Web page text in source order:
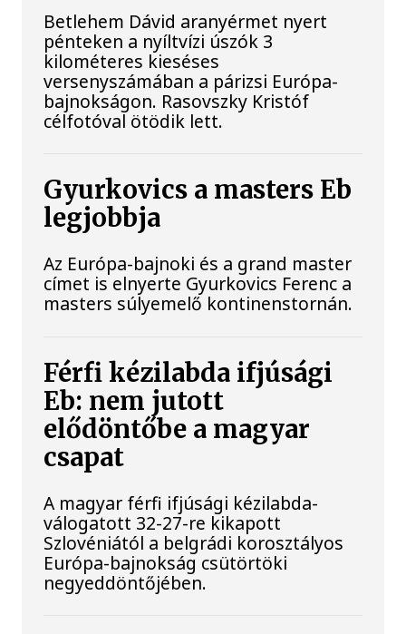
Betlehem Dávid aranyérmet nyert
pénteken a nyíltvízi úszók 3
kilométeres kieséses
versenyszámában a párizsi Európa-
bajnokságon. Rasovszky Kristóf
célfotóval ötödik lett.
Gyurkovics a masters Eb
legjobbja
Az Európa-bajnoki és a grand master
címet is elnyerte Gyurkovics Ferenc a
masters súlyemelő kontinenstornán.
Férfi kézilabda ifjúsági
Eb: nem jutott
elődöntőbe a magyar
csapat
A magyar férfi ifjúsági kézilabda-
válogatott 32-27-re kikapott
Szlovéniától a belgrádi korosztályos
Európa-bajnokság csütörtöki
negyeddöntőjében.